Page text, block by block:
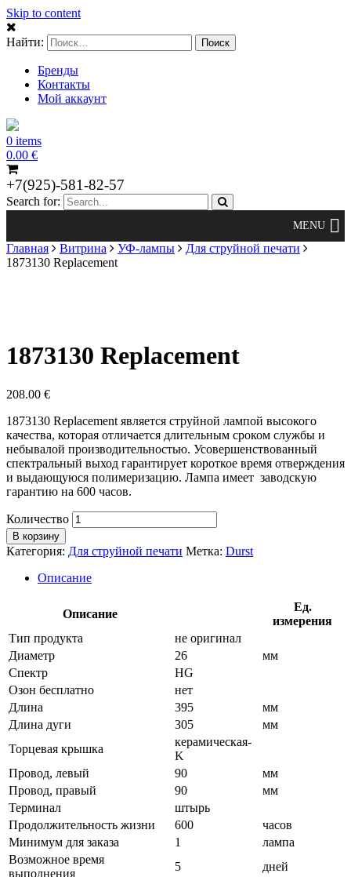
Skip to content
Найти:
Бренды
Контакты
Мой аккаунт
0 items
0.00 €
+7(925)-581-82-57
Search for:
Главная Витрина УФ-лампы
Для струйной печати
1873130 Replacement
1873130 Replacement
208.00 €
1873130 Replacement является струйной лампой высокого
качества, которая отличается длительным сроком службы и
небывалой производительностью. Усовершенствованный
спектральный выход гарантирует короткое время отверждения
и выдающуюся полимеризацию. Лампа имеет заводскую
гарантию на 600 часов.
Количество
В корзину
Категория: Для струйной печати Метка: Durst
Описание
Описание
Ед.
измерения
Тип продукта
не оригинал
Диаметр
26
мм
Спектр
HG
Озон бесплатно
нет
Длина
395
мм
Длина дуги
305
мм
Торцевая крышка
керамическая-
K
Провод, левый
90
мм
Провод, правый
90
мм
Терминал
штырь
Продолжительность жизни
600
часов
Минимум для заказа
1
лампа
Возможное время
выполнения
5 дней